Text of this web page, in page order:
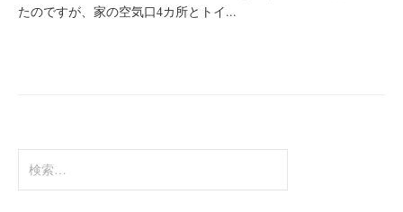
たのですが、家の空気口4カ所とトイ...
索: